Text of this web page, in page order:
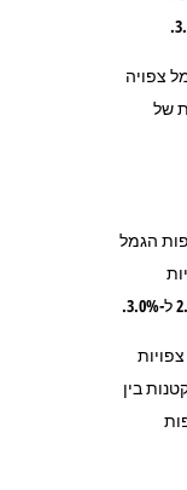
צפויה
של
הגמל
להיות
והקטנות בין